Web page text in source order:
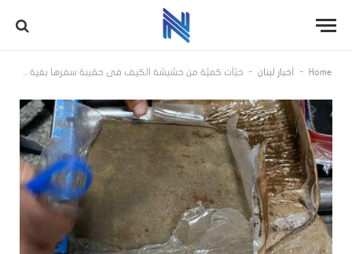
Home
- أخبار لبنان - خبّأت كميّة من حشيشة الكيف في حقيبة سفرها بغية تهريبها، وعناصر فصيلة تفتيشات المطار تمنعها من ذلك وتلقي القبض عليها